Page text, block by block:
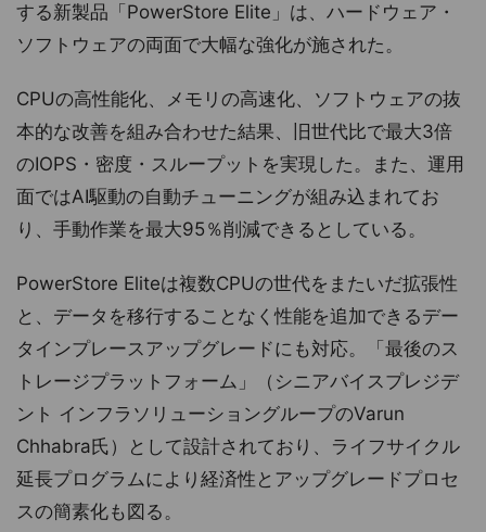
する新製品「PowerStore Elite」は、ハードウェア・
ソフトウェアの両面で大幅な強化が施された。
CPUの高性能化、メモリの高速化、ソフトウェアの抜
本的な改善を組み合わせた結果、旧世代比で最大3倍
のIOPS・密度・スループットを実現した。また、運用
面ではAI駆動の自動チューニングが組み込まれてお
り、手動作業を最大95％削減できるとしている。
PowerStore Eliteは複数CPUの世代をまたいだ拡張性
と、データを移行することなく性能を追加できるデー
タインプレースアップグレードにも対応。「最後のス
トレージプラットフォーム」（シニアバイスプレジデ
ント インフラソリューショングループのVarun
Chhabra氏）として設計されており、ライフサイクル
延長プログラムにより経済性とアップグレードプロセ
スの簡素化も図る。